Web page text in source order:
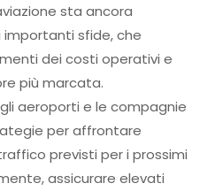
sta ancora
sfide, che
dei costi operativi e
più marcata.
aeroporti e le compagnie
per affrontare
previsti per i prossimi
assicurare elevati